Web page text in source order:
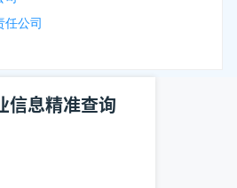
任公司
信息精准查询